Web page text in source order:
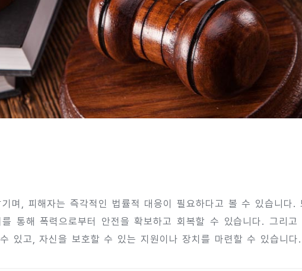
며, 피해자는 즉각적인 법률적 대응이 필요하다고 볼 수 있습니다.
통해 폭력으로부터 안전을 확보하고 회복할 수 있습니다. 그리고
있고, 자신을 보호할 수 있는 지원이나 장치를 마련할 수 있습니다.